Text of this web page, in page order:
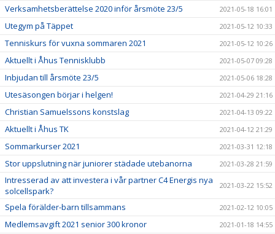
Verksamhetsberättelse 2020 inför årsmöte 23/5 2021-05-18 16:01
Utegym på Täppet 2021-05-12 10:33
Tenniskurs för vuxna sommaren 2021 2021-05-12 10:26
Aktuellt i Åhus Tennisklubb 2021-05-07 09:28
Inbjudan till årsmöte 23/5 2021-05-06 18:28
Utesäsongen börjar i helgen! 2021-04-29 21:16
Christian Samuelssons konstslag 2021-04-13 09:22
Aktuellt i Åhus TK 2021-04-12 21:29
Sommarkurser 2021 2021-03-31 12:18
Stor uppslutning när juniorer städade utebanorna 2021-03-28 21:59
Intresserad av att investera i vår partner C4 Energis nya
solcellspark?
2021-03-22 15:52
Spela förälder-barn tillsammans 2021-02-12 10:05
Medlemsavgift 2021 senior 300 kronor 2021-01-18 14:55